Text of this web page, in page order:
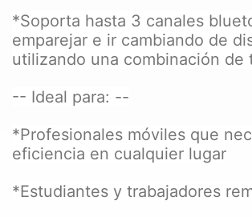
*Soporta hasta 3 canales
emparejar e ir cambiando de
utilizando una combinación de
-- Ideal para: --
*Profesionales móviles que
eficiencia en cualquier lugar
*Estudiantes y trabajadores